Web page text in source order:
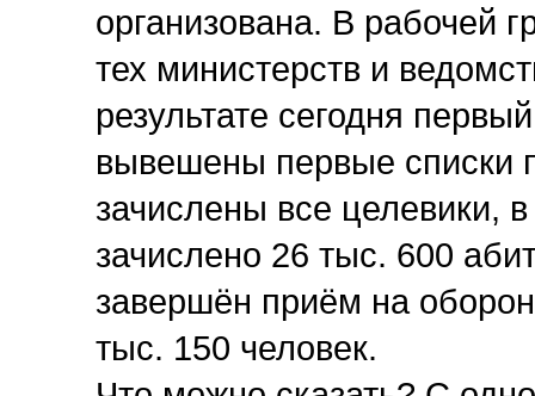
организована. В рабочей
тех министерств и
результате сегодня
вывешены первые списки
зачислены все целевики,
зачислено 26 тыс. 600
завершён приём на
тыс. 150 человек.